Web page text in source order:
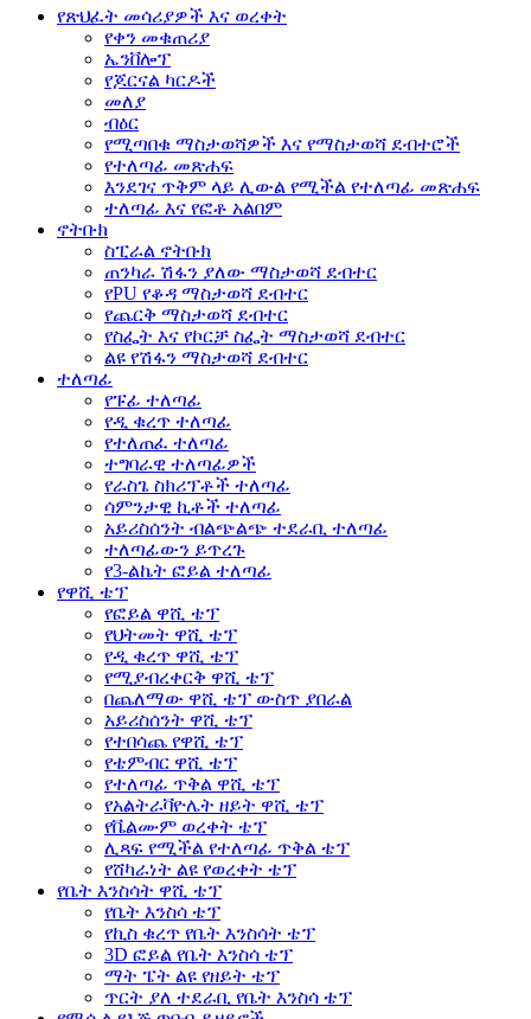
የጽህፈት መሳሪያዎች እና ወረቀት
የቀን መቁጠሪያ
ኤንቨሎፕ
የጆርናል ካርዶች
መለያ
ብዕር
የሚጣበቁ ማስታወሻዎች እና የማስታወሻ ደብተሮች
የተለጣፊ መጽሐፍ
እንደገና ጥቅም ላይ ሊውል የሚችል የተለጣፊ መጽሐፍ
ተለጣፊ እና የፎቶ አልበም
ኖትቡክ
ስፒራል ኖትቡክ
ጠንካራ ሽፋን ያለው ማስታወሻ ደብተር
የPU የቆዳ ማስታወሻ ደብተር
የጨርቅ ማስታወሻ ደብተር
የስፌት እና የኮርቻ ስፌት ማስታወሻ ደብተር
ልዩ የሽፋን ማስታወሻ ደብተር
ተለጣፊ
የፑፊ ተለጣፊ
የዲ ቁረጥ ተለጣፊ
የተለጠፈ ተለጣፊ
ተግባራዊ ተለጣፊዎች
የራስጌ ስክሪፕቶች ተለጣፊ
ሳምንታዊ ኪቶች ተለጣፊ
አይሪስሰንት ብልጭልጭ ተደራቢ ተለጣፊ
ተለጣፊውን ይጥረጉ
የ3-ልኬት ፎይል ተለጣፊ
የዋሺ ቴፕ
የፎይል ዋሺ ቴፕ
የህትመት ዋሺ ቴፕ
የዲ ቁረጥ ዋሺ ቴፕ
የሚያብረቀርቅ ዋሺ ቴፕ
በጨለማው ዋሺ ቴፕ ውስጥ ያበራል
አይሪስሰንት ዋሺ ቴፕ
የተበሳጨ የዋሺ ቴፕ
የቴምብር ዋሺ ቴፕ
የተለጣፊ ጥቅል ዋሺ ቴፕ
የአልትራቫዮሌት ዘይት ዋሺ ቴፕ
የቬልሙም ወረቀት ቴፕ
ሊጻፍ የሚችል የተለጣፊ ጥቅል ቴፕ
የሸካራነት ልዩ የወረቀት ቴፕ
የቤት እንስሳት ዋሺ ቴፕ
የቤት እንስሳ ቴፕ
የኪስ ቁረጥ የቤት እንስሳት ቴፕ
3D ፎይል የቤት እንስሳ ቴፕ
ማት ፔት ልዩ የዘይት ቴፕ
ጥርት ያለ ተደራቢ የቤት እንስሳ ቴፕ